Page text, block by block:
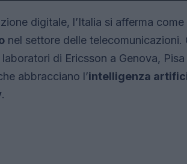
digitale, l’Italia si afferma
nel settore delle telecomunicazioni.
di Ericsson a Genova, Pisa
abbracciano l’intelligenza
.